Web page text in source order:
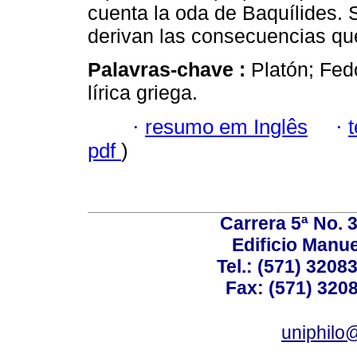
cuenta la oda de Baquílides.
derivan las consecuencias
Palavras-chave : Platón;
lírica griega.
· resumo em Inglês ·
pdf )
Carrera 5ª No.
Edificio
Tel.: (571)
Fax: (571)